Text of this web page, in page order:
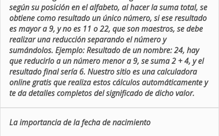
según su posición en el alfabeto, al hacer la suma total, se
obtiene como resultado un único número, si ese resultado
es mayor a 9, y no es 11 o 22, que son maestros, se debe
realizar una reducción separando el número y
sumándolos. Ejemplo: Resultado de un nombre: 24, hay
que reducirlo a un número menor a 9, se suma 2 + 4, y el
resultado final sería 6. Nuestro sitio es una calculadora
online gratis que realiza estos cálculos automáticamente y
te da detalles completos del significado de dicho valor.
La importancia de la fecha de nacimiento